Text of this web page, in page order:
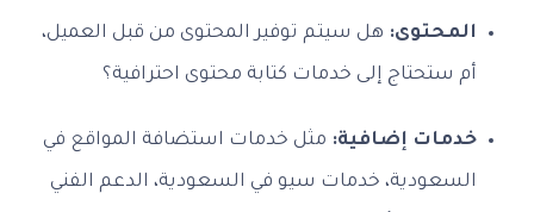
المحتوى: هل سيتم توفير المحتوى من قبل العميل،
أم ستحتاج إلى خدمات كتابة محتوى احترافية؟
خدمات إضافية: مثل خدمات استضافة المواقع في
السعودية، خدمات سيو في السعودية، الدعم الفني